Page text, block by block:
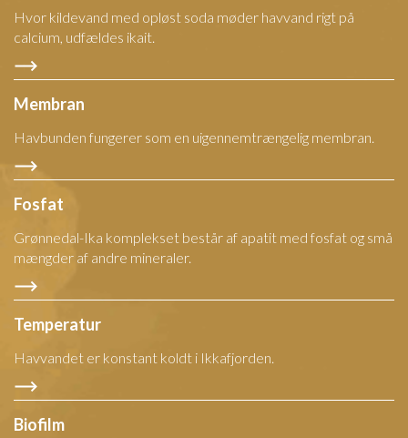
Hvor kildevand med opløst soda møder havvand rigt på
calcium, udfældes ikait.
Membran
Havbunden fungerer som en uigennemtrængelig membran.
Fosfat
Grønnedal-Ika komplekset består af apatit med fosfat og små
mængder af andre mineraler.
Temperatur
Havvandet er konstant koldt i Ikkafjorden.
Biofilm